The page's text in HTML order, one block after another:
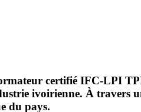
certifié IFC-LPI
ivoirienne. À
du pays.